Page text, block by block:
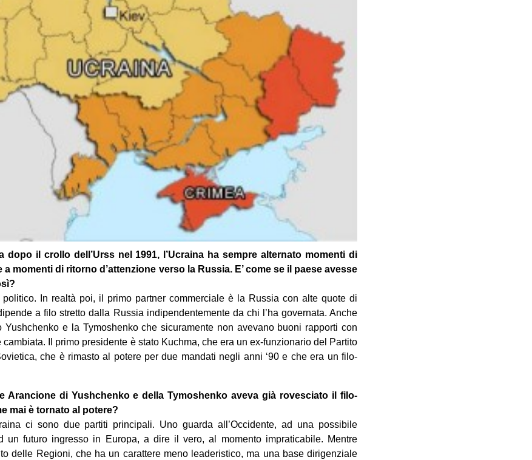
dopo il crollo dell’Urss nel 1991, l’Ucraina ha sempre alternato momenti di
a momenti di ritorno d’attenzione verso la Russia. E’ come se il paese avesse
In realtà poi, il primo partner commerciale è la Russia con alte quote di
a filo stretto dalla Russia indipendentemente da chi l’ha governata. Anche
Yushchenko e la Tymoshenko che sicuramente non avevano buoni rapporti con
cambiata. Il primo presidente è stato Kuchma, che era un ex-funzionario del Partito
che è rimasto al potere per due mandati negli anni ‘90 e che era un filo-
Arancione di Yushchenko e della Tymoshenko aveva già rovesciato il filo-
mai è tornato al potere?
ci sono due partiti principali. Uno guarda all’Occidente, ad una possibile
un futuro ingresso in Europa, a dire il vero, al momento impraticabile. Mentre
delle Regioni, che ha un carattere meno leaderistico, ma una base dirigenziale